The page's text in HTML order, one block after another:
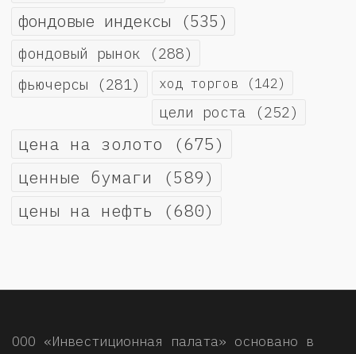
фондовые индексы (535)
фондовый рынок (288)
фьючерсы (281) ход торгов (142)
цели роста (252)
цена на золото (675)
ценные бумаги (589)
цены на нефть (680)
ООО «Инвестиционная палата» основано в